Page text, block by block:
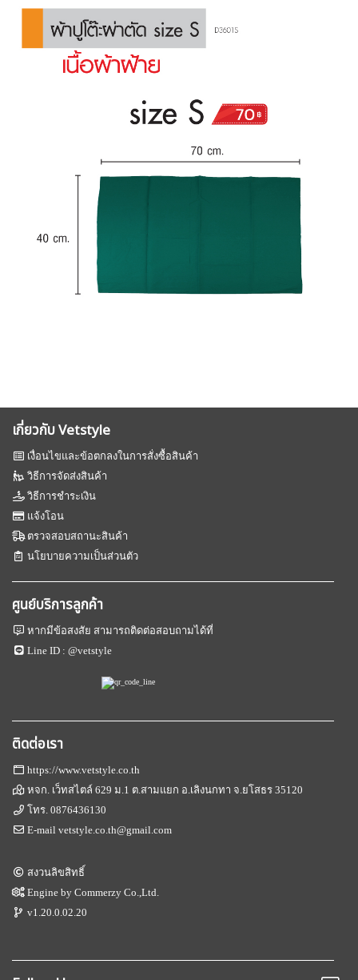
เกี่ยวกับ Vetstyle
เงื่อนไขและข้อตกลงในการสั่งซื้อสินค้า
วิธีการจัดส่งสินค้า
วิธีการชำระเงิน
แจ้งโอน
ตรวจสอบสถานะสินค้า
นโยบายความเป็นส่วนตัว
ศูนย์บริการลูกค้า
หากมีข้อสงสัย สามารถติดต่อสอบถามได้ที่
Line ID :@vetstyle
ติดต่อเรา
https://www.vetstyle.co.th
หจก. เว็ทสไตล์ 629 ม.1 ต.สามแยก อ.เลิงนกทา จ.ยโสธร 35120
โทร.0876436130
E-mailvetstyle.co.th@gmail.com
สงวนลิขสิทธิ์
Engine byCommerzy Co.,Ltd.
v1.20.0.02.20